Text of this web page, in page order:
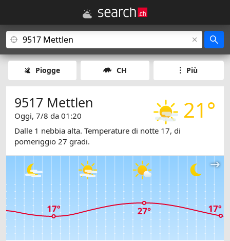
Piogge CH Più
21°
9517 Mettlen
Oggi, 7/8 da 01:20
Dalle 1 nebbia alta. Temperature di notte 17, di
pomeriggio 27 gradi.